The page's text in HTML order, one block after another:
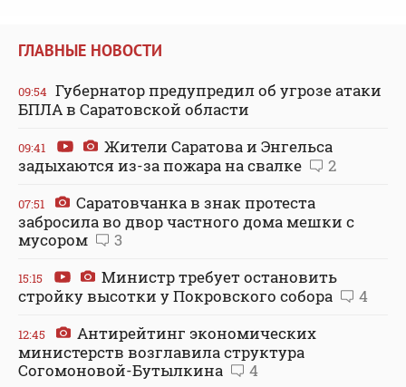
ГЛАВНЫЕ НОВОСТИ
09:54 Губернатор предупредил об угрозе атаки
БПЛА в Саратовской области
09:41
Жители Саратова и Энгельса
задыхаются из-за пожара на свалке
2
07:51
Саратовчанка в знак протеста
забросила во двор частного дома мешки с
мусором
3
15:15
Министр требует остановить
стройку высотки у Покровского собора
4
12:45
Антирейтинг экономических
министерств возглавила структура
Согомоновой-Бутылкина
4